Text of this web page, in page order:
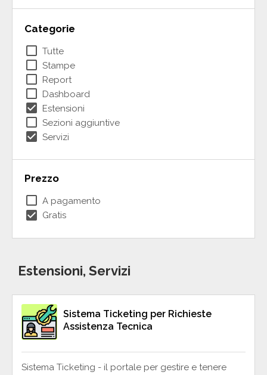
Categorie
check_box_outline_blank Tutte
check_box_outline_blank Stampe
check_box_outline_blank Report
check_box_outline_blank Dashboard
check_box Estensioni
check_box_outline_blank Sezioni aggiuntive
check_box Servizi
Prezzo
check_box_outline_blank A pagamento
check_box Gratis
Estensioni, Servizi
Sistema Ticketing per Richieste
Assistenza Tecnica
Sistema Ticketing - il portale per gestire e tenere